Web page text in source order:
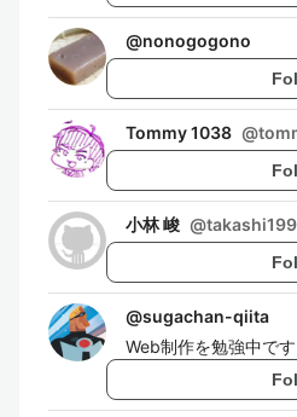
@nonogogono
Tommy 1038 @
小林 峻 @
@sugachan-qiita
Web制作を勉強中です